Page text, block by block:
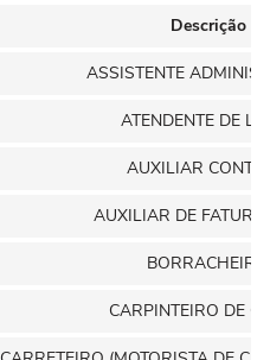
Descrição
ASSISTENTE
ATENDENTE DE
AUXILIAR
AUXILIAR DE
BORRACHEIRO
CARPINTEIRO DE